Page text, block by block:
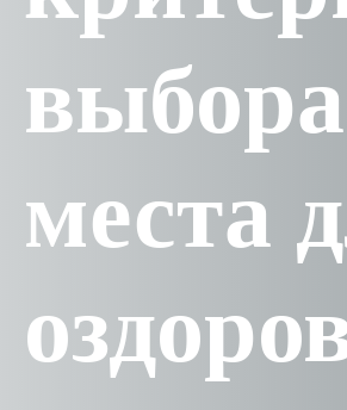
выбора
места